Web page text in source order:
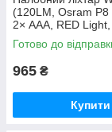
(120LM, Osram P8
2× ААА, RED Light,
Універсальне
Готово до
965 ₴
Купити